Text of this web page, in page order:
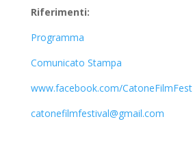
Riferimenti:
Programma
Comunicato Stampa
www.facebook.com/CatoneFilmFest
catonefilmfestival@gmail.com